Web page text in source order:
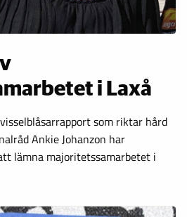
i Laxå
som riktar hård
Ankie Johanzon har
lämna majoritetssamarbetet i